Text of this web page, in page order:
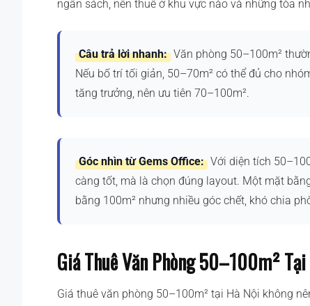
ngân sách, nên thuê ở khu vực nào và những tòa
Câu trả lời nhanh: Văn phòng 50–100m²
Nếu bố trí tối giản, 50–70m² có thể đủ cho
tăng trưởng, nên ưu tiên 70–100m².
Góc nhìn từ Gems Office: Với diện tích
càng tốt, mà là chọn đúng layout. Một mặt
bằng 100m² nhưng nhiều góc chết, khó chia
Giá Thuê Văn Phòng 50–100m²
Giá thuê văn phòng 50–100m² tại Hà Nội không